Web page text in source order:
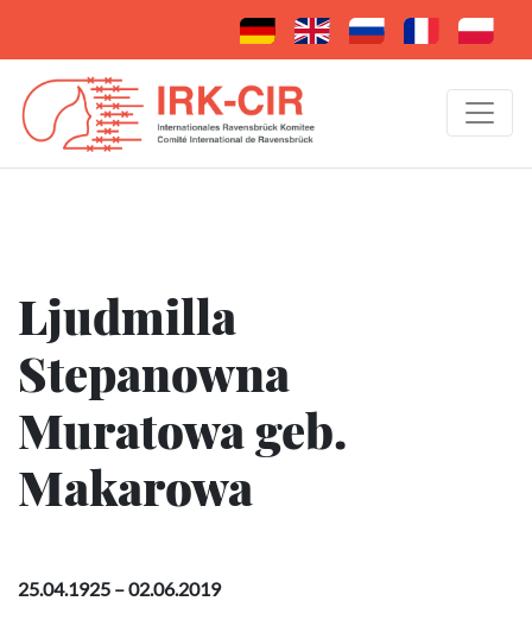
Ljudmilla
Stepanowna
Muratowa geb.
Makarowa
25.04.1925 – 02.06.2019